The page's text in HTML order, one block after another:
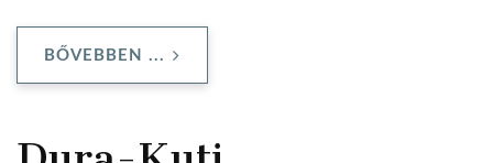
BŐVEBBEN ...